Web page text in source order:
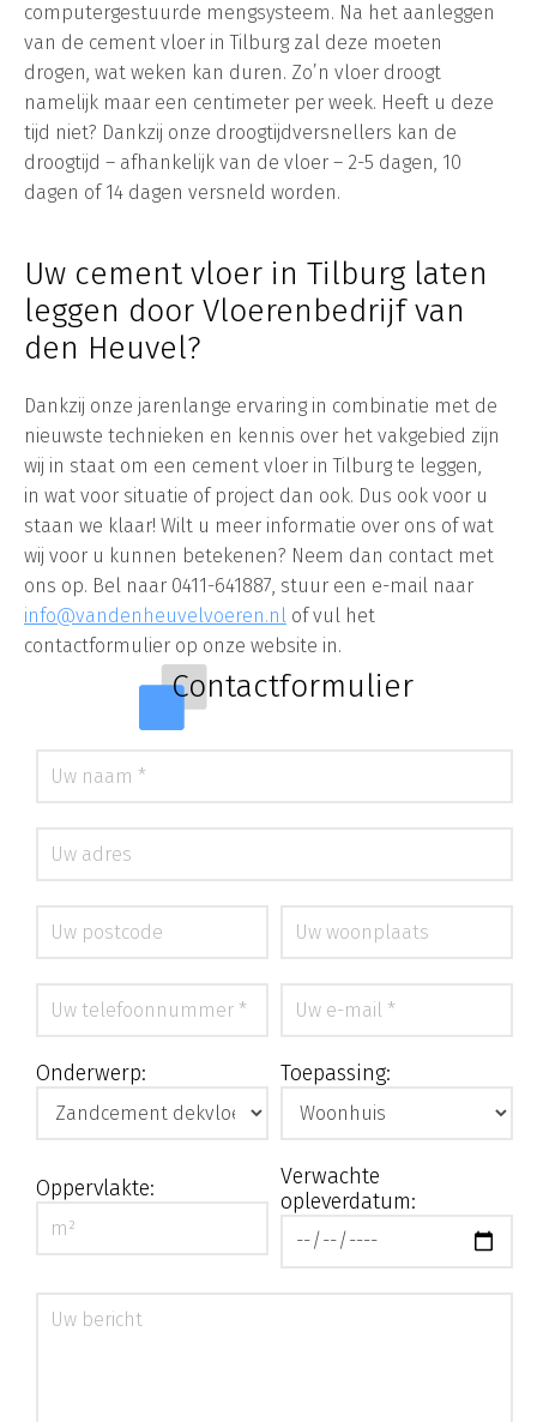
computergestuurde mengsysteem. Na het aanleggen
van de cement vloer in Tilburg zal deze moeten
drogen, wat weken kan duren. Zo’n vloer droogt
namelijk maar een centimeter per week. Heeft u deze
tijd niet? Dankzij onze droogtijdversnellers kan de
droogtijd – afhankelijk van de vloer – 2-5 dagen, 10
dagen of 14 dagen versneld worden.
Uw cement vloer in Tilburg laten
leggen door Vloerenbedrijf van
den Heuvel?
Dankzij onze jarenlange ervaring in combinatie met de
nieuwste technieken en kennis over het vakgebied zijn
wij in staat om een cement vloer in Tilburg te leggen,
in wat voor situatie of project dan ook. Dus ook voor u
staan we klaar! Wilt u meer informatie over ons of wat
wij voor u kunnen betekenen? Neem dan contact met
ons op. Bel naar 0411-641887, stuur een e-mail naar
info@vandenheuvelvoeren.nl of vul het
contactformulier op onze website in.
Contactformulier
Onderwerp: Toepassing:
Oppervlakte:
Verwachte
opleverdatum: